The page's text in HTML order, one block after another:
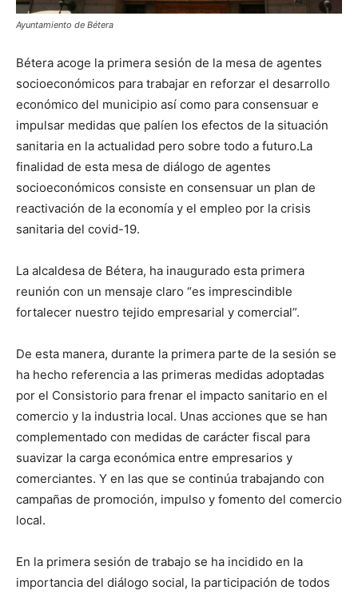
Ayuntamiento de Bétera
Bétera acoge la primera sesión de la mesa de agentes
socioeconómicos para trabajar en reforzar el desarrollo
económico del municipio así como para consensuar e
impulsar medidas que palíen los efectos de la situación
sanitaria en la actualidad pero sobre todo a futuro.La
finalidad de esta mesa de diálogo de agentes
socioeconómicos consiste en consensuar un plan de
reactivación de la economía y el empleo por la crisis
sanitaria del covid-19.
La alcaldesa de Bétera, ha inaugurado esta primera
reunión con un mensaje claro “es imprescindible
fortalecer nuestro tejido empresarial y comercial”.
De esta manera, durante la primera parte de la sesión se
ha hecho referencia a las primeras medidas adoptadas
por el Consistorio para frenar el impacto sanitario en el
comercio y la industria local. Unas acciones que se han
complementado con medidas de carácter fiscal para
suavizar la carga económica entre empresarios y
comerciantes. Y en las que se continúa trabajando con
campañas de promoción, impulso y fomento del comercio
local.
En la primera sesión de trabajo se ha incidido en la
importancia del diálogo social, la participación de todos